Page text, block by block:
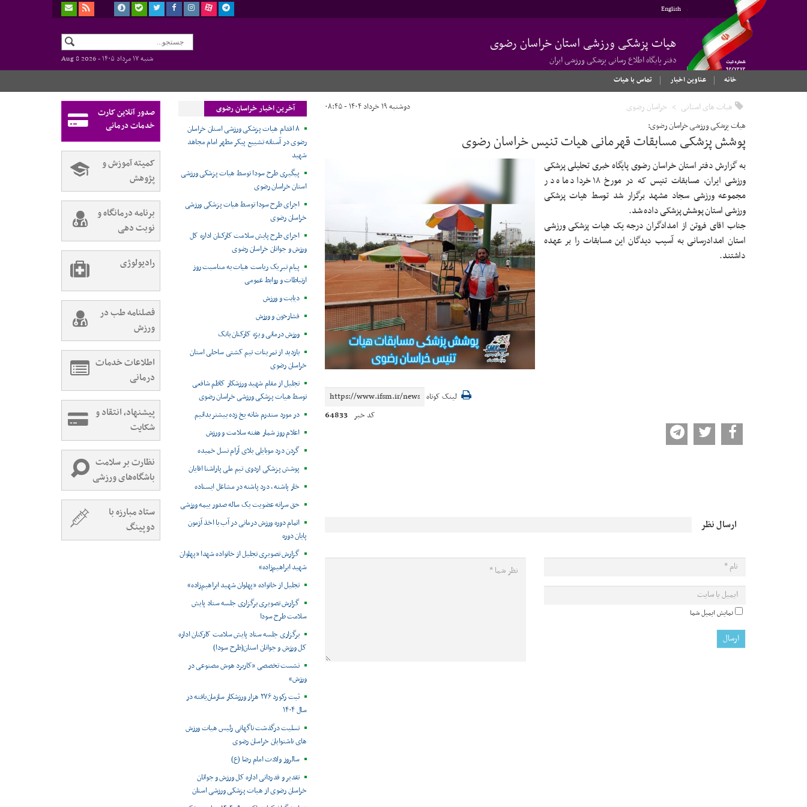
English
هیات پزشکی ورزشی استان خراسان رضوی
دفتر پایگاه اطلاع رسانی پزشکی ورزشی ایران شنبه ۱۷ مرداد ۱۴۰۵ -
Aug 8 2026
خانه
عناوین اخبار تماس با هیات
هیات های استانی خراسان رضوی دوشنبه ۱۹ خرداد ۱۴۰۴ - ۰۸:۴۵
هیات پزشکی ورزشی خراسان رضوی:
پوشش پزشکی مسابقات قهرمانی هیات تنیس خراسان رضوی
به گزارش دفتر استان خراسان رضوی پایگاه خبری تحلیلی پزشکی
ورزشی ایران، مسابقات تنیس که در مورخ ۱۸ خرداد ماه در
مجموعه ورزشی سجاد مشهد برگزار شد توسط هیات پزشکی
ورزشی استان پوشش پزشکی داده شد.
جناب اقای فروتن از امدادگران درجه یک هیات پزشکی ورزشی
استان امدادرسانی به آسیب دیدگان این مسابقات را بر عهده
داشتند.
لینک کوتاه
کد خبر 64833
ارسال نظر
نمایش ایمیل شما
آخرین اخبار خراسان رضوی
۸ اقدام هیات پزشکی ورزشی استان خراسان
رضوی در آستانه تشییع پیکر مطهر امام مجاهد
شهید
پیگیری طرح سودا توسط هیات پزشکی ورزشی
استان خراسان رضوی
اجرای طرح سودا توسط هیات پزشکی ورزشی
خراسان رضوی
اجرای طرح پایش سلامت کارکنان اداره کل
ورزش و جوانان خراسان رضوی
پیام تبریک ریاست هیات به مناسبت روز
ارتباطات و روابط عمومی
دیابت و ورزش
فشارخون و ورزش
ورزش درمانی ویژه کارکنان بانک
بازدید از تمرینات تیم کشتی ساحلی استان
خراسان رضوی
تجلیل از مقام شهید ورزشکار کاظم شافعی
توسط هیات پزشکی ورزشی خراسان رضوی
در مورد سندرم شانه یخ زده بیشتر بدانیم
اعلام روز شمار هفته سلامت و ورزش
گردن درد موبایلی بلای آرام نسل خمیده
پوشش پزشکی اردوی تیم ملی پاراشنا اقایان
خار پاشنه ، درد پاشنه در مشاغل ایستاده
حق سرانه عضویت یک ساله صدور بیمه ورزشی
اتمام دوره ورزش درمانی در آب با اخذ آزمون
پایان دوره
گزارش تصویری تجلیل از خانواده شهدا «پهلوان
شهید ابراهیم‌زاده»
تجلیل از خانواده «پهلوان شهید ابراهیم‌زاده»
گزارش تصویری برگزاری جلسه ستاد پایش
سلامت طرح سودا
برگزاری جلسه ستاد پایش سلامت کارکنان اداره
کل ورزش و جوانان استان(طرح سودا)
نشست تخصصی «کاربرد هوش مصنوعی در
ورزش»
ثبت رکورد ۲۷۶ هزار ورزشکار سازمان‌یافته در
سال ۱۴۰۴
تسلیت درگذشت ناگهانی رئیس هیات ورزش
های ناشنوایان خراسان رضوی
سالروز ولادت امام رضا (ع)
تقدیر و قدردانی اداره کل ورزش و جوانان
خراسان رضوی از هیات پزشکی ورزشی استان
صدور آنلاین کارت
خدمات درمانی
کمیته آموزش و
پژوهش
برنامه درمانگاه و
نوبت دهی
رادیولوژی
فصلنامه طب در
ورزش
اطلاعات خدمات
درمانی
پیشنهاد، انتقاد و
شکایت
نظارت بر سلامت
باشگاه‌های ورزشی
ستاد مبارزه با
دوپینگ